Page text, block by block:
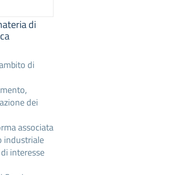
di
di
dei
associata
industriale
interesse